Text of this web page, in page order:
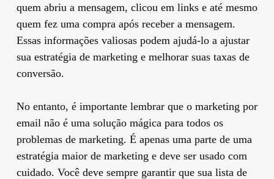
quem abriu a mensagem, clicou em links e até mesmo
quem fez uma compra após receber a mensagem.
Essas informações valiosas podem ajudá-lo a ajustar
sua estratégia de marketing e melhorar suas taxas de
conversão.
No entanto, é importante lembrar que o marketing por
email não é uma solução mágica para todos os
problemas de marketing. É apenas uma parte de uma
estratégia maior de marketing e deve ser usado com
cuidado. Você deve sempre garantir que sua lista de